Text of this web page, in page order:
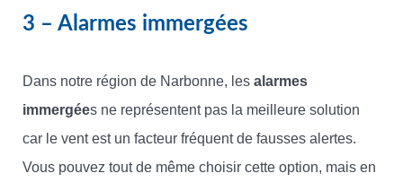
3 – Alarmes immergées
Dans notre région de Narbonne, les alarmes
immergées ne représentent pas la meilleure solution
car le vent est un facteur fréquent de fausses alertes.
Vous pouvez tout de même choisir cette option, mais en